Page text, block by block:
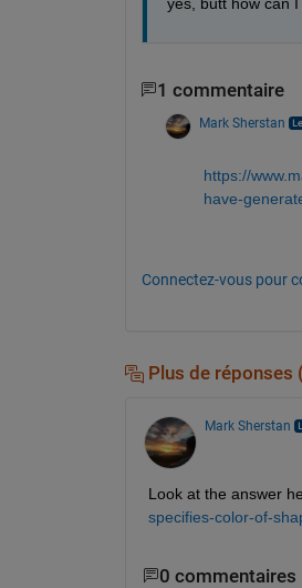
1 commentaire
Mark Sherstan
https://
have-
Connectez-vous pour
Plus de réponses
Mark Sherstan
Look at the answer
specifies-color-of-
0 commentaires